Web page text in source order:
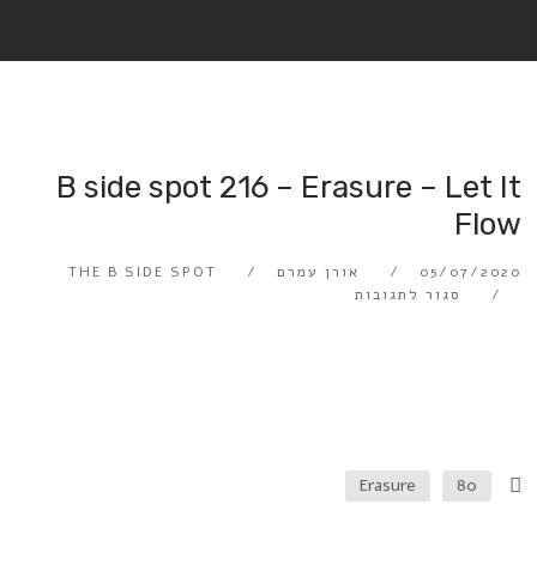
B side spot 216 – Erasure – Let It
Flow
05/07/2020 אורן עמרם
THE B SIDE SPOT
סגור לתגובות
80
Erasure